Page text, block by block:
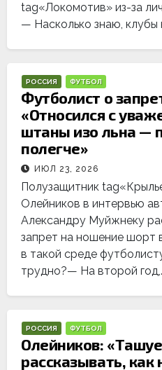
tag«Локомотив» из-за
— Насколько знаю, клубы
РОССИЯ ФУТБОЛ
Футболист о
«Относился с
штаны изо льна —
полегче»
ИЮЛ 23, 2026
Полузащитник
Олейников в интервью
Александру Муйжнеку
запрет на ношение шорт
в такой среде
трудно?— На второй
РОССИЯ ФУТБОЛ
Олейников:
рассказывать, как